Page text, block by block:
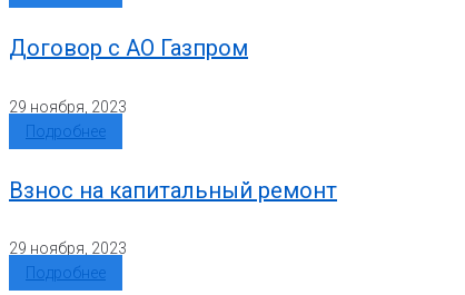
Договор с АО Газпром
29 ноября, 2023
Подробнее
Взнос на капитальный ремонт
29 ноября, 2023
Подробнее